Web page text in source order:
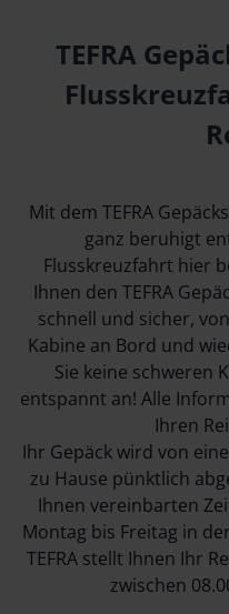
TEFRA
Mit dem TEFRA
ganz beruhigt
Flusskreuzfahrt hier
Ihnen den TEFRA
schnell und sicher,
Kabine an Bord und
Sie keine schweren
entspannt an! Alle
Ihren
Ihr Gepäck wird von
zu Hause pünktlich
Ihnen vereinbarten
Montag bis Freitag in
TEFRA stellt Ihnen Ihr
zwischen